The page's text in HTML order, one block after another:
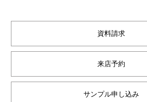
資料請求
来店予約
サンプル申し込み